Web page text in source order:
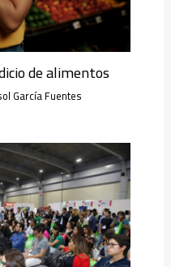
de alimentos
García Fuentes